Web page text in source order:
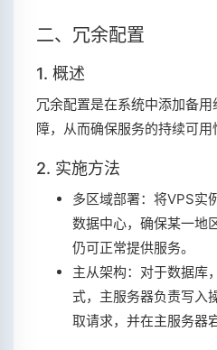
二、冗余配置
1. 概述
冗余配置是在系统中添加备
障，从而确保服务的持续可用
2. 实施方法
多区域部署：将VPS实
数据中心，确保某一地
仍可正常提供服务。
主从架构：对于数据库
式，主服务器负责写入
取请求，并在主服务器